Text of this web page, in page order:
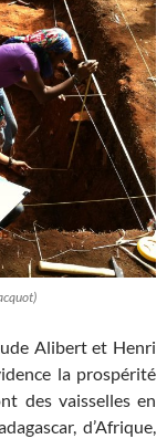
Alibert et Henri
la prospérité
des vaisselles en
d’Afrique,